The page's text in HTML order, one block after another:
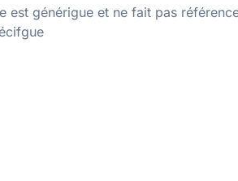
est générigue et ne fait pas